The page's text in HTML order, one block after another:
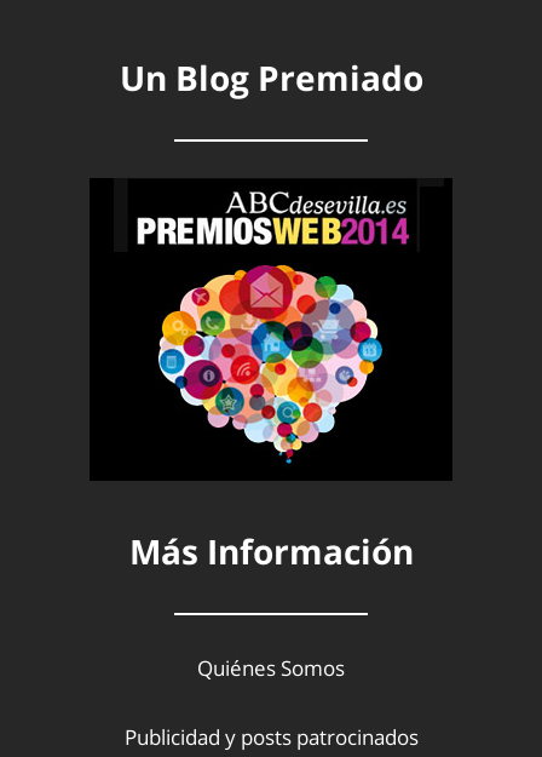
Un Blog Premiado
Más Información
Quiénes Somos
Publicidad y posts patrocinados